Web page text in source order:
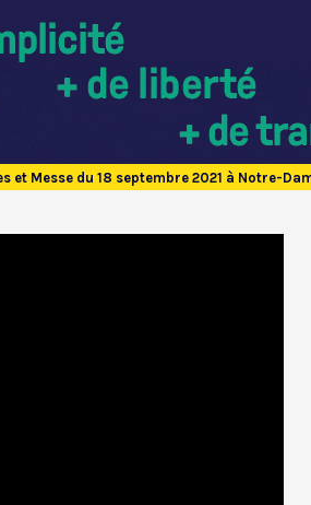
et Messe du 18 septembre 2021 à Notre-